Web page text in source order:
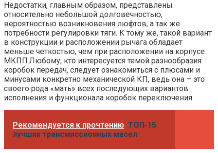
Недостатки, главным образом, представлены
относительно небольшой долговечностью,
вероятностью возникновения люфтов, а так же
потребности регулировки тяги. К тому же, такой вариант
в конструкции и расположении рычага обладает
меньше четкостью, чем при расположении на корпусе
МКПП.Любому, кто интересуется темой разнообразия
коробок передач, следует ознакомиться с плюсами и
минусами конкретно механической КП, ведь она – это
своего рода «мать» всех последующих вариантов
исполнения и функционала коробок переключения.
Рекомендуется к прочтению ТОП-15
лучших трансмиссионных масел